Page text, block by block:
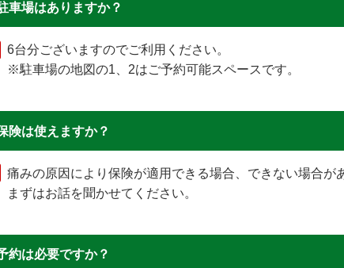
車場はありますか？
6台分ございますのでご利用ください。
※駐車場の地図の1、2はご予約可能スペースです。
険は使えますか？
痛みの原因により保険が適用できる場合、できない場合が
まずはお話を聞かせてください。
約は必要ですか？